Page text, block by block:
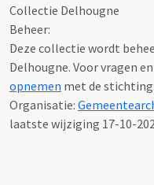
Collectie Delhougne
Beheer:
Deze collectie wordt
Delhougne. Voor vragen
opnemen met de stichting.
Organisatie:
laatste wijziging 17-10-